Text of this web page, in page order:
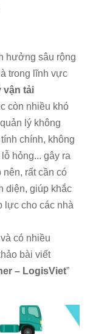
hưởng sâu rộng
trong lĩnh vực
vận tải
còn nhiều khó
lý không
chính, không
hỏng... gây ra
rất cần có
diện, giúp khắc
lực cho các nhà
có nhiều
bài viết
– LogisViet”